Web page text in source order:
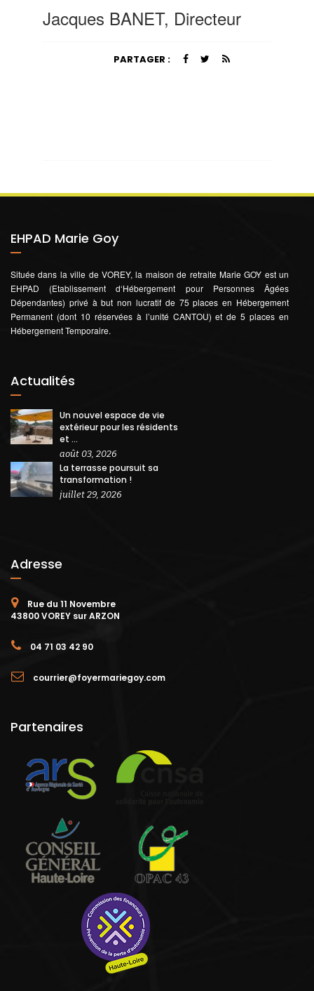
Jacques BANET, Directeur
PARTAGER :
EHPAD Marie Goy
Située dans la ville de VOREY, la maison de retraite Marie GOY est un
EHPAD (Etablissement d‘Hébergement pour Personnes Âgées
Dépendantes) privé à but non lucratif de 75 places en Hébergement
Permanent (dont 10 réservées à l’unité CANTOU) et de 5 places en
Hébergement Temporaire.
Actualités
Un nouvel espace de vie
extérieur pour les résidents
et ...
août 03, 2026
La terrasse poursuit sa
transformation !
juillet 29, 2026
Adresse
Rue du 11 Novembre
43800 VOREY sur ARZON
04 71 03 42 90
courrier@foyermariegoy.com
Partenaires